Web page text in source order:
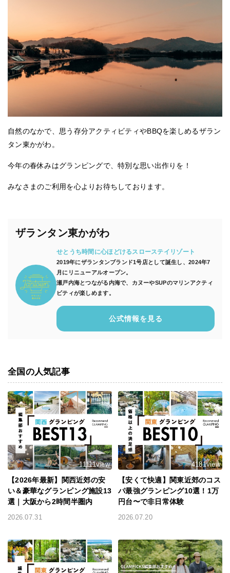
自然のなかで、思う存分アクティビティやBBQを楽しめるザラン
タン東かがわ。
今年の春休みはグランピングで、特別な思い出作りを！
みなさまのご利用を心よりお待ちしております。
ザランタン東かがわ
せとうち時間に心ほどけるスローステイリゾート
2019年にザランタンブランド1号店として誕生し、2024年7
月にリニューアルオープン。
瀬戸内海とつながる内海で、カヌーやSUPのマリンアクティ
ビティが楽しめます。
公式情報を見る
全国の人気記事
11111view
【2026年最新】関西近郊の安
い＆豪華なグランピング施設13
選｜大阪から2時間半圏内
2026.07.31
4181view
【安くて快適】関東近郊のコス
パ最強グランピング10選！1万
円台〜で非日常体験
2026.07.20